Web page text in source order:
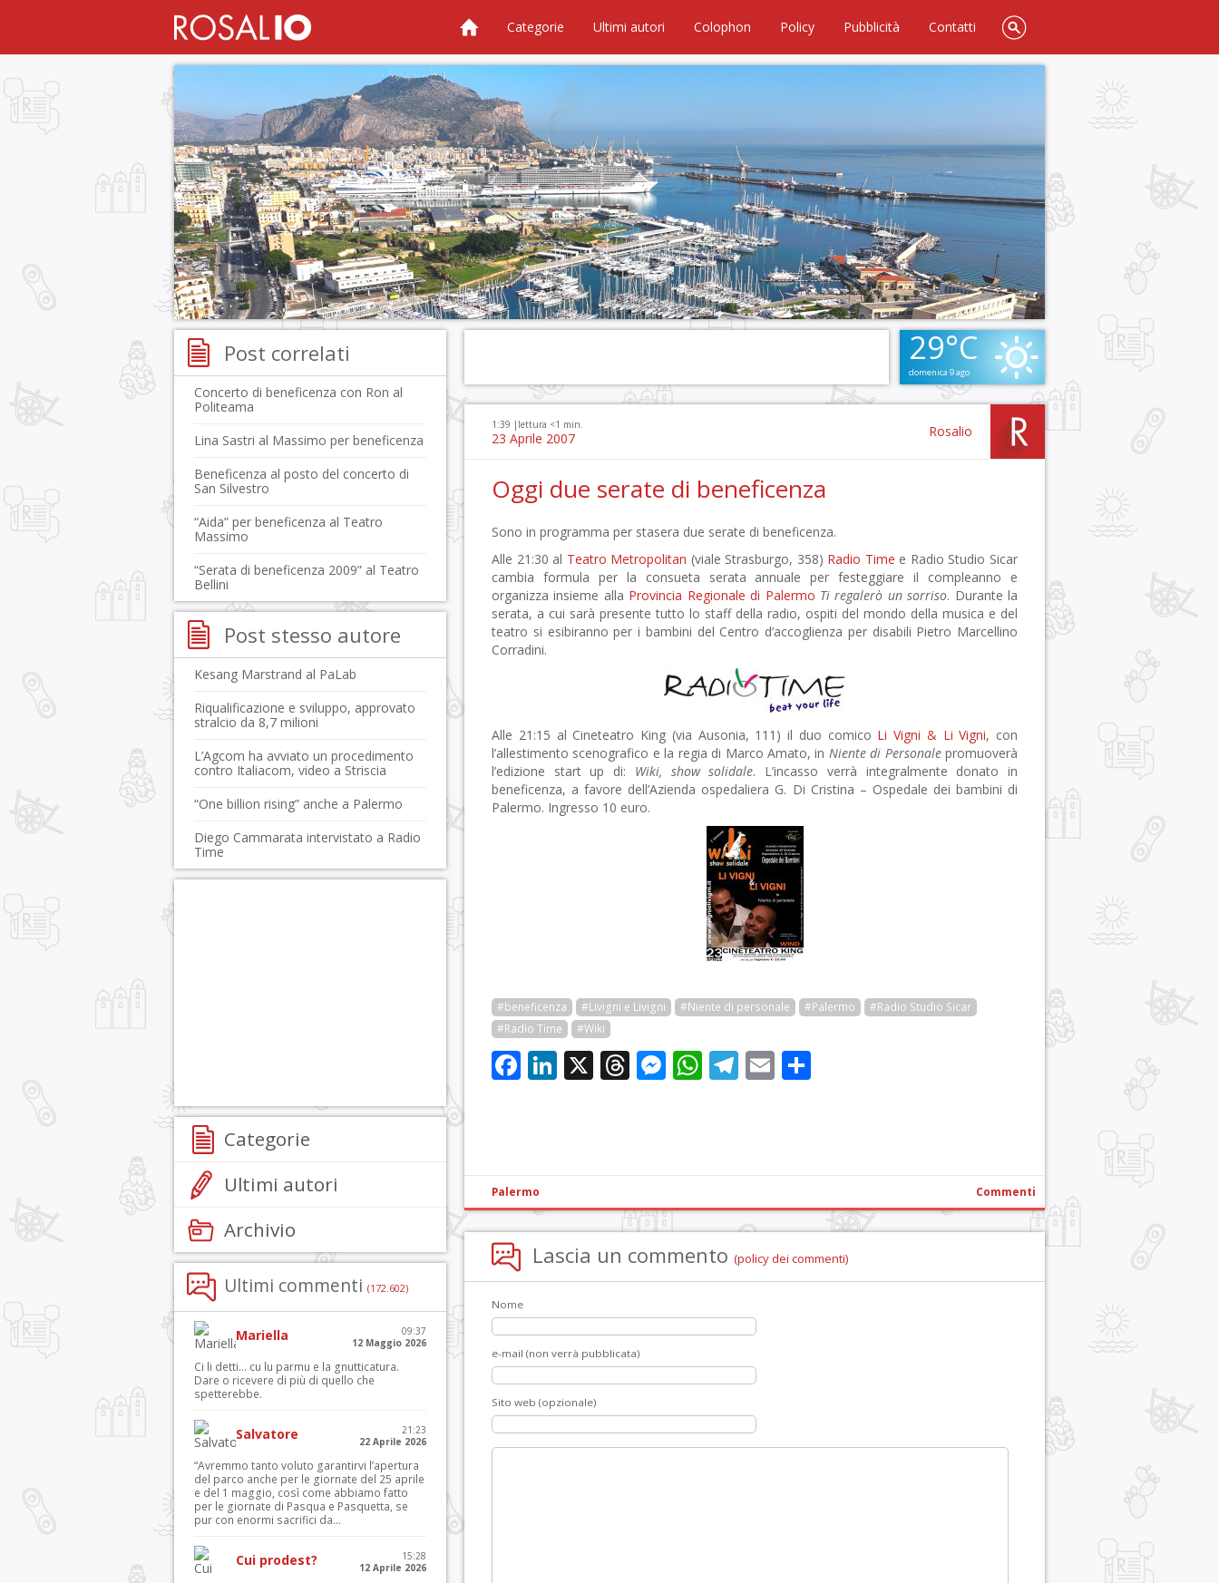
Categorie Ultimi autori Colophon Policy Pubblicità Contatti
29°C
domenica 9 ago
1:39 | lettura <1 min.
23 Aprile 2007 Rosalio
Oggi due serate di beneficenza
Sono in programma per stasera due serate di beneficenza.
Alle 21:30 al Teatro Metropolitan (viale Strasburgo, 358) Radio Time e Radio Studio Sicar
cambia formula per la consueta serata annuale per festeggiare il compleanno e
organizza insieme alla Provincia Regionale di Palermo Ti regalerò un sorriso. Durante la
serata, a cui sarà presente tutto lo staff della radio, ospiti del mondo della musica e del
teatro si esibiranno per i bambini del Centro d’accoglienza per disabili Pietro Marcellino
Corradini.
Alle 21:15 al Cineteatro King (via Ausonia, 111) il duo comico Li Vigni & Li Vigni, con
l’allestimento scenografico e la regia di Marco Amato, in Niente di Personalepromuoverà
l’edizione start up di: Wiki, show solidale. L’incasso verrà integralmente donato in
beneficenza, a favore dell’Azienda ospedaliera G. Di Cristina – Ospedale dei bambini di
Palermo. Ingresso 10 euro.
#beneficenza #Livigni e Livigni #Niente di personale #Palermo
#Radio Studio Sicar
#Radio Time
#Wiki
Facebook
LinkedIn
X Threads
Messenger
WhatsApp
Telegram
Email
Palermo Commenti
Lascia un commento (policy dei commenti)
Nome
e-mail (non verrà pubblicata)
Sito web (opzionale)
Post correlati
Concerto di beneficenza con Ron al
Politeama
Lina Sastri al Massimo per beneficenza
Beneficenza al posto del concerto di
San Silvestro
“Aida” per beneficenza al Teatro
Massimo
“Serata di beneficenza 2009” al Teatro
Bellini
Post stesso autore
Kesang Marstrand al PaLab
Riqualificazione e sviluppo, approvato
stralcio da 8,7 milioni
L’Agcom ha avviato un procedimento
contro Italiacom, video a Striscia
“One billion rising” anche a Palermo
Diego Cammarata intervistato a Radio
Time
Categorie
Ultimi autori
Archivio
Ultimi commenti (172.602)
Mariella
09:37
12 Maggio 2026
Ci li detti… cu lu parmu e la gnutticatura.
Dare o ricevere di più di quello che
spetterebbe.
Salvatore
21:23
22 Aprile 2026
“Avremmo tanto voluto garantirvi l’apertura
del parco anche per le giornate del 25 aprile
e del 1 maggio, così come abbiamo fatto
per le giornate di Pasqua e Pasquetta, se
pur con enormi sacrifici da...
Cui prodest?
15:28
12 Aprile 2026